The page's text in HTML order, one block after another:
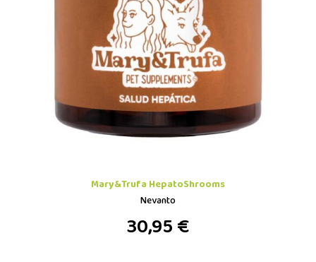
Mary&Trufa HepatoShrooms
Nevanto
30,95 €